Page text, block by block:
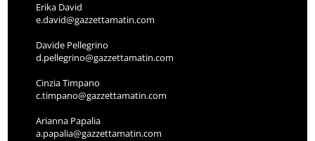
Erika David
e.david@gazzettamatin.com
Davide Pellegrino
d.pellegrino@gazzettamatin.com
Cinzia Timpano
c.timpano@gazzettamatin.com
Arianna Papalia
a.papalia@gazzettamatin.com